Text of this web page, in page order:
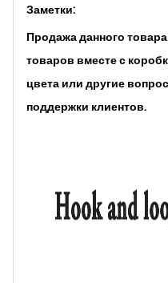
Заметки:
Продажа данного
товаров вместе с
цвета или другие
поддержки клиентов.